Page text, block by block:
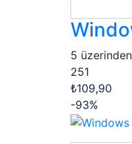
5 üzerinden
251
₺109,90
-93%